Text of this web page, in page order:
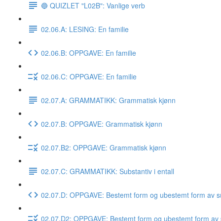
🔵 QUIZLET "L02B": Vanlige verb
02.06.A: LESING: En familie
02.06.B: OPPGAVE: En familie
02.06.C: OPPGAVE: En familie
02.07.A: GRAMMATIKK: Grammatisk kjønn
02.07.B: OPPGAVE: Grammatisk kjønn
02.07.B2: OPPGAVE: Grammatisk kjønn
02.07.C: GRAMMATIKK: Substantiv i entall
02.07.D: OPPGAVE: Bestemt form og ubestemt form av
02.07.D2: OPPGAVE: Bestemt form og ubestemt form av